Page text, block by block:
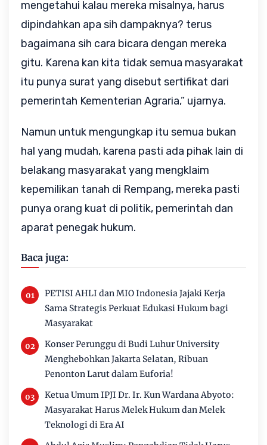
mengetahui kalau mereka misalnya, harus
dipindahkan apa sih dampaknya? terus
bagaimana sih cara bicara dengan mereka
gitu. Karena kan kita tidak semua masyarakat
itu punya surat yang disebut sertifikat dari
pemerintah Kementerian Agraria,” ujarnya.
Namun untuk mengungkap itu semua bukan
hal yang mudah, karena pasti ada pihak lain di
belakang masyarakat yang mengklaim
kepemilikan tanah di Rempang, mereka pasti
punya orang kuat di politik, pemerintah dan
aparat penegak hukum.
Baca juga:
PETISI AHLI dan MIO Indonesia Jajaki Kerja
Sama Strategis Perkuat Edukasi Hukum bagi
Masyarakat
Konser Perunggu di Budi Luhur University
Menghebohkan Jakarta Selatan, Ribuan
Penonton Larut dalam Euforia!
Ketua Umum IPJI Dr. Ir. Kun Wardana Abyoto:
Masyarakat Harus Melek Hukum dan Melek
Teknologi di Era AI